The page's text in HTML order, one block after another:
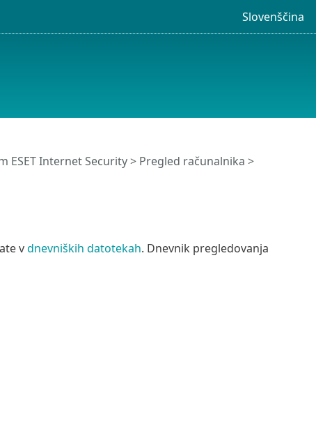
Slovenščina
ESET Internet Security> Pregled računalnika >
vdnevniških datotekah. Dnevnik pregledovanja